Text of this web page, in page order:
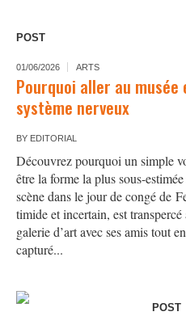
POST
01/06/2026 ARTS
Pourquoi aller au
système nerveux
BY EDITORIAL
Découvrez pourquoi un simple
être la forme la plus sous-
scène dans le jour de congé de
timide et incertain, est
galerie d’art avec ses amis tout
capturé...
POST